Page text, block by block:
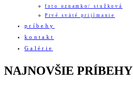
foto oznamko/ stužková
Prvé sväté prijímanie
príbehy
kontakt
Galérie
NAJNOVŠIE PRÍBEHY